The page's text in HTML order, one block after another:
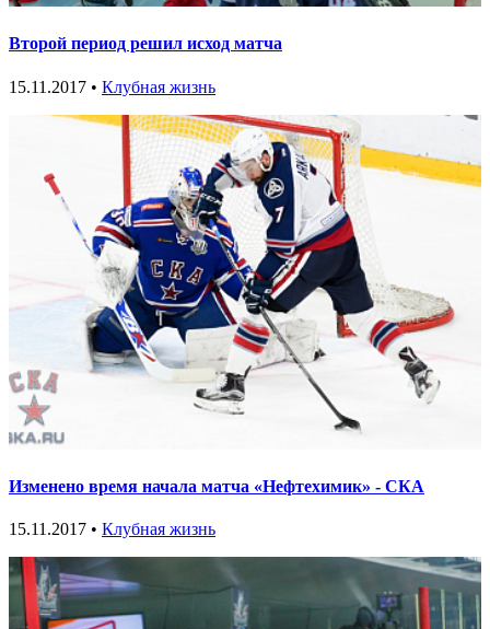
Второй период решил исход матча
15.11.2017 • Клубная жизнь
Изменено время начала матча «Нефтехимик» - СКА
15.11.2017 • Клубная жизнь